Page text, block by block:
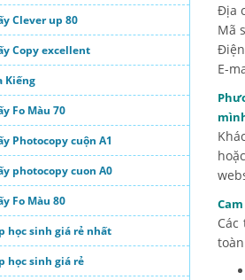
Clever up 80
Copy excellent
Kiếng
Fo Màu 70
Photocopy cuộn A1
photocopy cuon A0
Fo Màu 80
học sinh giá rẻ nhất
học sinh giá rẻ
Địa
Mã
E-